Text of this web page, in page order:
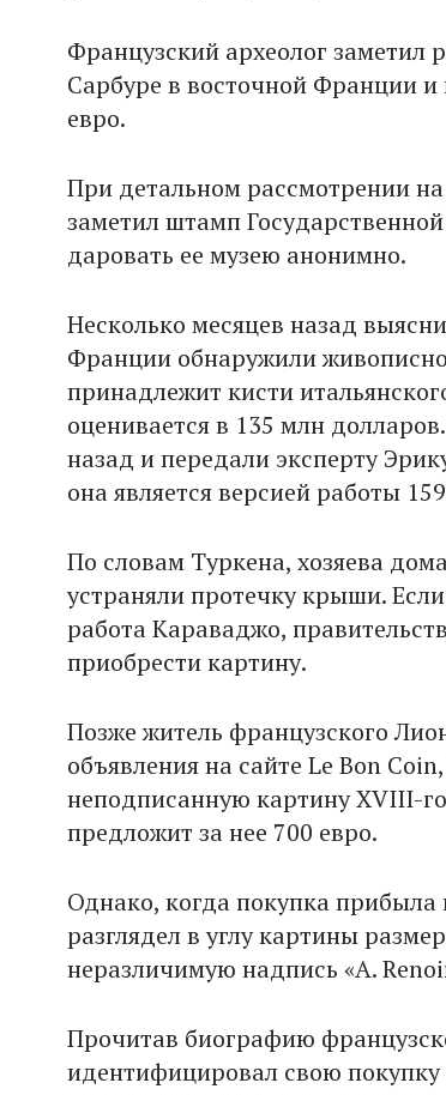
Французский археолог заметил
Сарбуре в восточной Франции и
евро.
При детальном рассмотрении
заметил штамп
даровать ее музею анонимно.
Несколько месяцев назад
Франции обнаружили
принадлежит кисти
оценивается в 135 млн
назад и передали эксперту
она является версией работы
По словам Туркена, хозяева
устраняли протечку крыши.
работа Караваджо,
приобрести картину.
Позже житель французского
объявления на сайте Le Bon
неподписанную картину XVIII-
предложит за нее 700 евро.
Однако, когда покупка
разглядел в углу картины
неразличимую надпись «A.
Прочитав биографию
идентифицировал свою покупку